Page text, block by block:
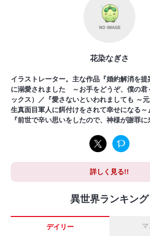
花染なぎさ
イラストレーター。主な作品『婚約解消を
に溺愛されました ～お手をどうぞ、僕の君
ックス）／『愛さないといわれましても ～
生真面目軍人に餌付けをされて幸せになる～
『前世で辛い思いをしたので、神様が謝罪に
詳しく見る!!
異世界ランキング
デイリー